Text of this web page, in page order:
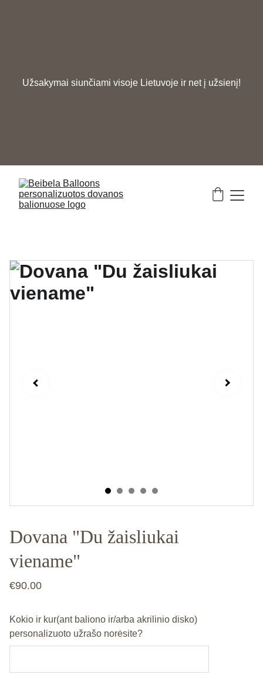
Dovana "Du žaisliukai
viename"
€90.00
Kokio ir kur(ant baliono ir/arba akrilinio disko)
personalizuoto užrašo norėsite?
Užsakymai siunčiami visoje Lietuvoje ir net į užsienį!